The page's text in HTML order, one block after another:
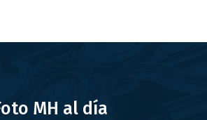
MH al día